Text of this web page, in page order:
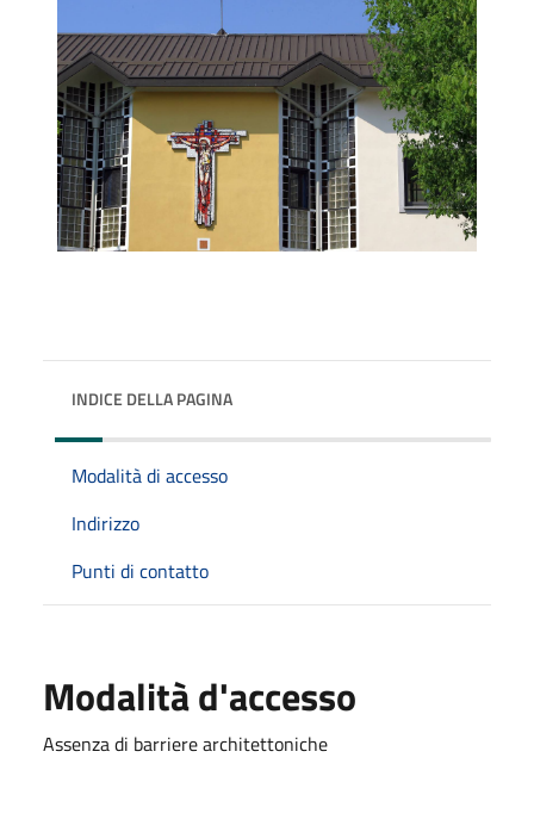
INDICE DELLA PAGINA
Modalità di accesso
Indirizzo
Punti di contatto
Modalità d'accesso
Assenza di barriere architettoniche